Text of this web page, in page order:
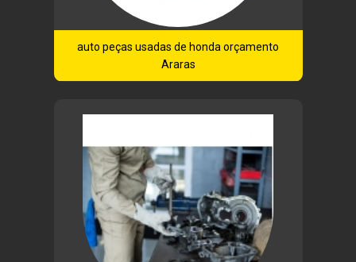
auto peças usadas de honda orçamento
Araras